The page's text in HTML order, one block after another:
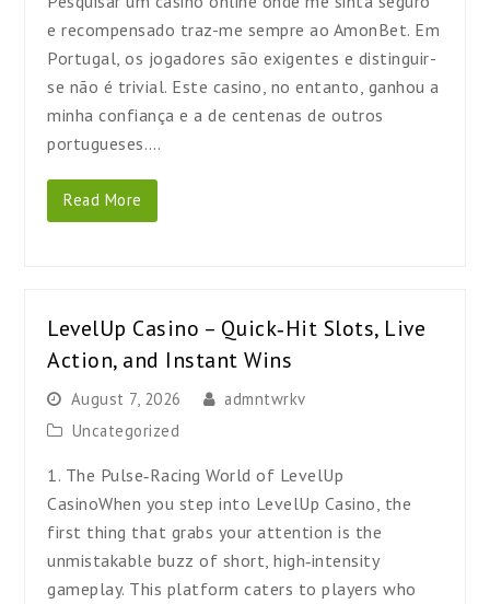
e recompensado traz-me sempre ao AmonBet. Em
Portugal, os jogadores são exigentes e distinguir-
se não é trivial. Este casino, no entanto, ganhou a
minha confiança e a de centenas de outros
portugueses.…
Read More
LevelUp Casino – Quick‑Hit Slots, Live
Action, and Instant Wins
August 7, 2026
admntwrkv
Uncategorized
1. The Pulse‑Racing World of LevelUp
CasinoWhen you step into LevelUp Casino, the
first thing that grabs your attention is the
unmistakable buzz of short, high‑intensity
gameplay. This platform caters to players who